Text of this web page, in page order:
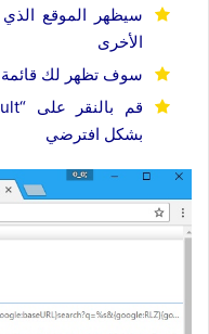
سيظهر الموقع
الأخرى
سوف تظهر لك قائمة
بشكل افترضي